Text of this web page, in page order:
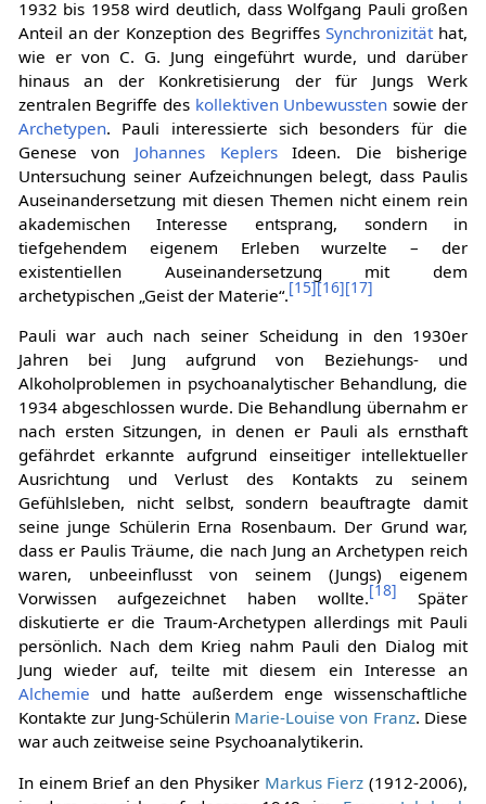
1932 bis 1958 wird deutlich, dass Wolfgang Pauli großen
Anteil an der Konzeption des Begriffes Synchronizitäthat,
wie er von C. G. Jung eingeführt wurde, und darüber
hinaus an der Konkretisierung der für Jungs Werk
zentralen Begriffe des kollektiven Unbewussten sowie der
Archetypen. Pauli interessierte sich besonders für die
Genese von Johannes KeplersIdeen. Die bisherige
Untersuchung seiner Aufzeichnungen belegt, dass Paulis
Auseinandersetzung mit diesen Themen nicht einem rein
akademischen Interesse entsprang, sondern in
tiefgehendem eigenem Erleben wurzelte – der
existentiellen Auseinandersetzung mit dem
archetypischen „Geist der Materie“.[15][16][17]
Pauli war auch nach seiner Scheidung in den 1930er
Jahren bei Jung aufgrund von Beziehungs- und
Alkoholproblemen in psychoanalytischer Behandlung, die
1934 abgeschlossen wurde. Die Behandlung übernahm er
nach ersten Sitzungen, in denen er Pauli als ernsthaft
gefährdet erkannte aufgrund einseitiger intellektueller
Ausrichtung und Verlust des Kontakts zu seinem
Gefühlsleben, nicht selbst, sondern beauftragte damit
seine junge Schülerin Erna Rosenbaum. Der Grund war,
dass er Paulis Träume, die nach Jung an Archetypen reich
waren, unbeeinflusst von seinem (Jungs) eigenem
Vorwissen aufgezeichnet haben wollte.[18] Später
diskutierte er die Traum-Archetypen allerdings mit Pauli
persönlich. Nach dem Krieg nahm Pauli den Dialog mit
Jung wieder auf, teilte mit diesem ein Interesse an
Alchemie und hatte außerdem enge wissenschaftliche
Kontakte zur Jung-Schülerin Marie-Louise von Franz. Diese
war auch zeitweise seine Psychoanalytikerin.
In einem Brief an den Physiker Markus Fierz (1912-2006),